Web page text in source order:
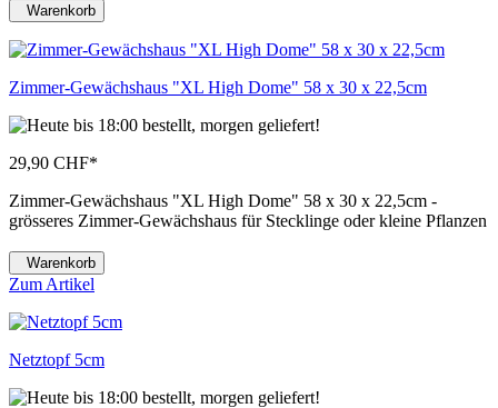
Warenkorb
Zimmer-Gewächshaus "XL High Dome" 58 x 30 x 22,5cm
29,90 CHF*
Zimmer-Gewächshaus "XL High Dome" 58 x 30 x 22,5cm -
grösseres Zimmer-Gewächshaus für Stecklinge oder kleine Pflanzen
Warenkorb
Zum Artikel
Netztopf 5cm